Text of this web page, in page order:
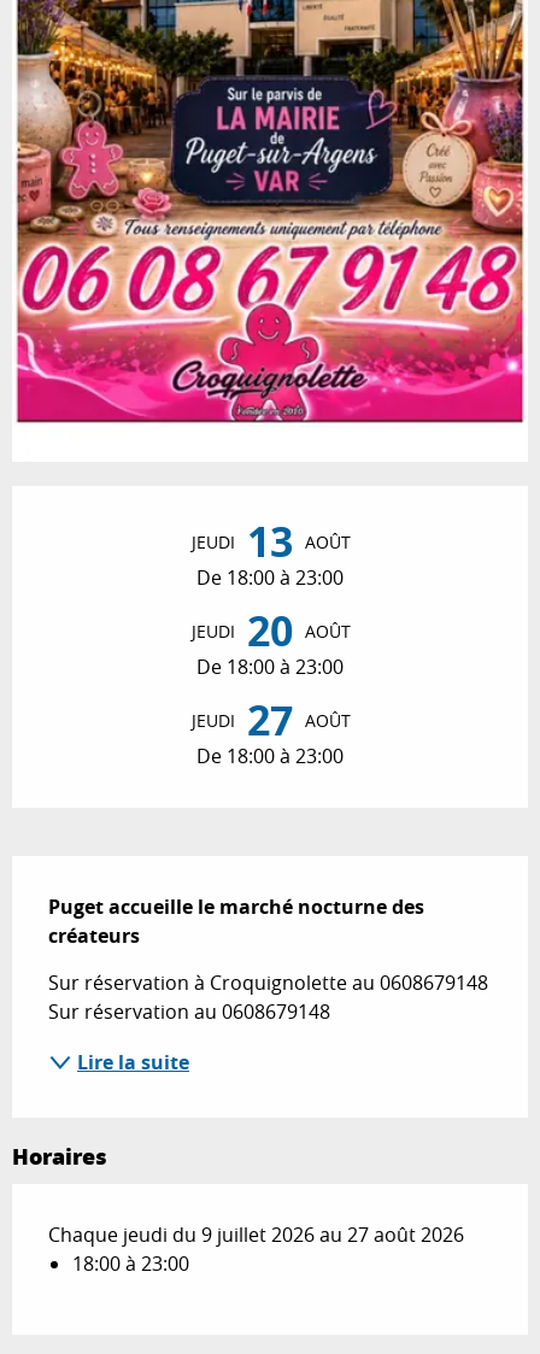
JEUDI 13 AOÛT
De 18:00 à 23:00
JEUDI 20 AOÛT
De 18:00 à 23:00
JEUDI 27 AOÛT
De 18:00 à 23:00
Puget accueille le marché nocturne des
créateurs
Sur réservation à Croquignolette au 0608679148
Sur réservation au 0608679148
Lire la suite
Horaires
Chaque jeudi du 9 juillet 2026 au 27 août 2026
18:00 à 23:00